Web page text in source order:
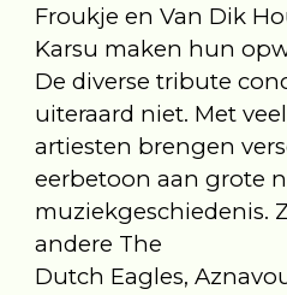
Froukje en Van Dik
Karsu maken hun
De diverse tribute
uiteraard niet. Met
artiesten brengen
eerbetoon aan grote
muziekgeschiedenis.
andere The
Dutch Eagles,